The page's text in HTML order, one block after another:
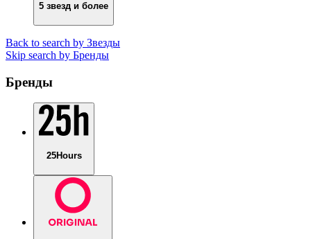
5 звезд и более
Back to search by Звезды
Skip search by Бренды
Бренды
25Hours